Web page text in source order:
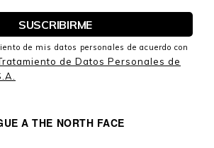
A THE NORTH FACE
de mis datos personales de acuerdo con
de Datos Personales de